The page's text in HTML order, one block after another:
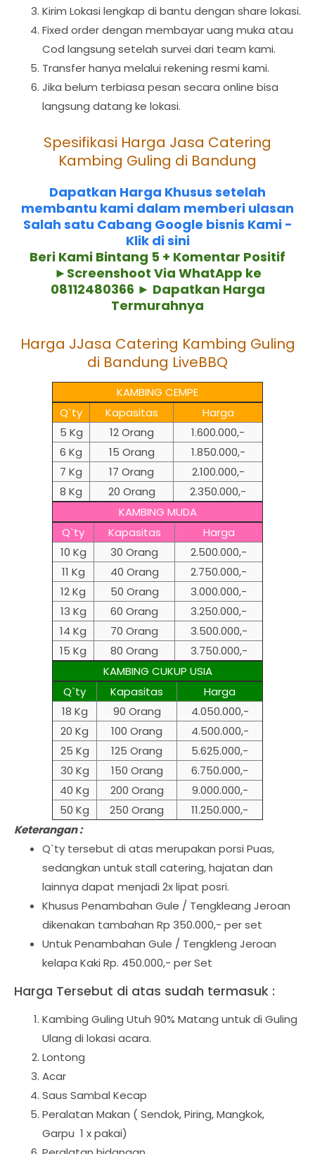
Kirim Lokasi lengkap di bantu dengan share lokasi.
Fixed order dengan membayar uang muka atau
Cod langsung setelah survei dari team kami.
Transfer hanya melalui rekening resmi kami.
Jika belum terbiasa pesan secara online bisa
langsung datang ke lokasi.
Spesifikasi Harga Jasa Catering
Kambing Guling di Bandung
Dapatkan Harga Khusus setelah
membantu kami dalam memberi ulasan
Salah satu Cabang Google bisnis Kami -
Klik di sini
Beri Kami Bintang 5 + Komentar Positif
►Screenshoot Via WhatApp ke
08112480366 ► Dapatkan Harga
Termurahnya
Harga JJasa Catering Kambing Guling
di Bandung LiveBBQ
KAMBING CEMPE
Q`ty
Kapasitas
Harga
5 Kg
12 Orang
1.600.000,-
6 Kg
15 Orang
1.850.000,-
7 Kg
17 Orang
2.100.000,-
8 Kg
20 Orang
2.350.000,-
KAMBING MUDA
Q`ty
Kapasitas
Harga
10 Kg
30 Orang
2.500.000,-
11 Kg
40 Orang
2.750.000,-
12 Kg
50 Orang
3.000.000,-
13 Kg
60 Orang
3.250.000,-
14 Kg
70 Orang
3.500.000,-
15 Kg
80 Orang
3.750.000,-
KAMBING CUKUP USIA
Q`ty
Kapasitas
Harga
18 Kg
90 Orang
4.050.000,-
20 Kg
100 Orang
4.500.000,-
25 Kg
125 Orang
5.625.000,-
30 Kg
150 Orang
6.750.000,-
40 Kg
200 Orang
9.000.000,-
50 Kg
250 Orang
11.250.000,-
Keterangan :
Q`ty tersebut di atas merupakan porsi Puas,
sedangkan untuk stall catering, hajatan dan
lainnya dapat menjadi 2x lipat posri.
Khusus Penambahan Gule / Tengkleang Jeroan
dikenakan tambahan Rp 350.000,- per set
Untuk Penambahan Gule / Tengkleng Jeroan
kelapa Kaki Rp. 450.000,- per Set
Harga Tersebut di atas sudah termasuk :
Kambing Guling Utuh 90% Matang untuk di Guling
Ulang di lokasi acara.
Lontong
Acar
Saus Sambal Kecap
Peralatan Makan ( Sendok, Piring, Mangkok,
Garpu 1 x pakai)